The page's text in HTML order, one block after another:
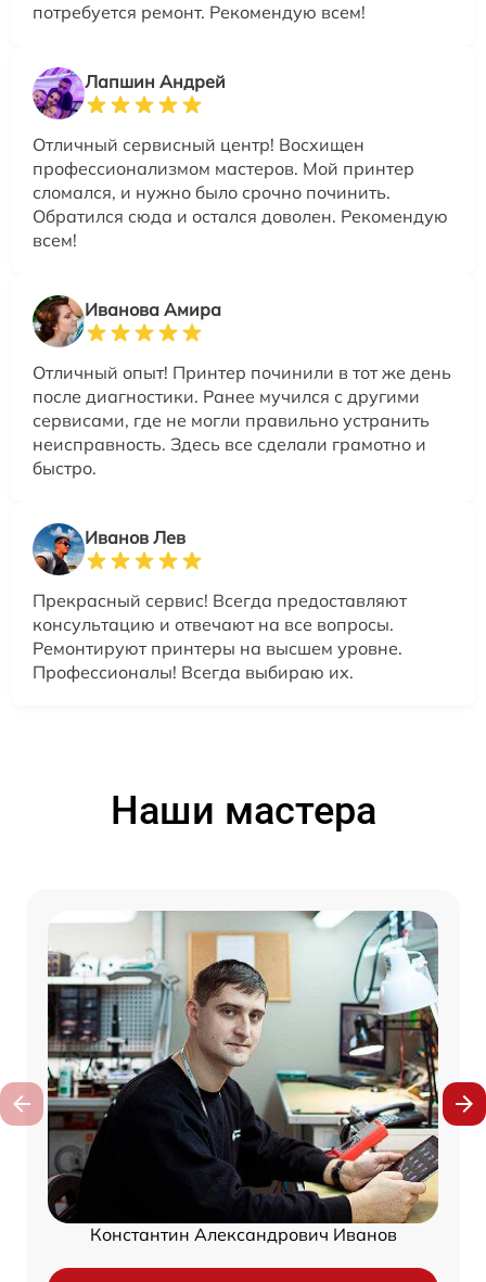
потребуется ремонт. Рекомендую всем!
Лапшин Андрей
Отличный сервисный центр! Восхищен
профессионализмом мастеров. Мой принтер
сломался, и нужно было срочно починить.
Обратился сюда и остался доволен. Рекомендую
всем!
Иванова Амира
Отличный опыт! Принтер починили в тот же день
после диагностики. Ранее мучился с другими
сервисами, где не могли правильно устранить
неисправность. Здесь все сделали грамотно и
быстро.
Иванов Лев
Прекрасный сервис! Всегда предоставляют
консультацию и отвечают на все вопросы.
Ремонтируют принтеры на высшем уровне.
Профессионалы! Всегда выбираю их.
Наши мастера
Константин Александрович Иванов